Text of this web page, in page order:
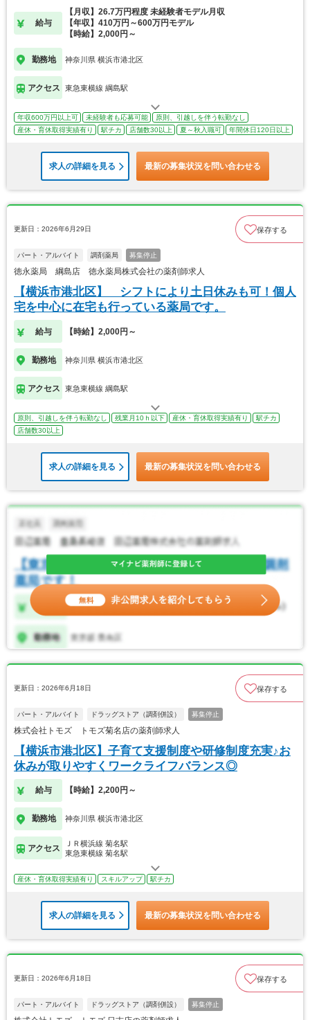
給与
【月収】26.7万円程度 未経験者モデル月収
【年収】410万円～600万円モデル
【時給】2,000円～
勤務地 神奈川県 横浜市港北区
アクセス 東急東横線 綱島駅
年収600万円以上可 未経験者も応募可能
原則、引越しを伴う転勤なし
産休・育休取得実績有り
駅チカ 店舗数30以上 夏～秋入職可 年間休日120日以上
求人の詳細を見る 最新の募集状況を問い合わせる
更新日：2026年6月29日 保存する
パート・アルバイト 調剤薬局 募集停止
徳永薬局 綱島店 徳永薬局株式会社の薬剤師求人
【横浜市港北区】 シフトにより土日休みも可！個人
宅を中心に在宅も行っている薬局です。
給与 【時給】2,000円～
勤務地 神奈川県 横浜市港北区
アクセス 東急東横線 綱島駅
原則、引越しを伴う転勤なし 残業月10ｈ以下 産休・育休取得実績有り
駅チカ
店舗数30以上
求人の詳細を見る 最新の募集状況を問い合わせる
更新日：2026年6月18日 保存する
パート・アルバイト ドラッグストア（調剤併設） 募集停止
株式会社トモズ トモズ菊名店の薬剤師求人
【横浜市港北区】子育て支援制度や研修制度充実♪お
休みが取りやすくワークライフバランス◎
給与 【時給】2,200円～
勤務地 神奈川県 横浜市港北区
アクセス
ＪＲ横浜線 菊名駅
東急東横線 菊名駅
産休・育休取得実績有り スキルアップ 駅チカ
求人の詳細を見る 最新の募集状況を問い合わせる
更新日：2026年6月18日 保存する
パート・アルバイト ドラッグストア（調剤併設） 募集停止